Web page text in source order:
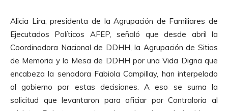
Alicia Lira, presidenta de la Agrupación de Familiares de
Ejecutados Políticos AFEP, señaló que desde abril la
Coordinadora Nacional de DDHH, la Agrupación de Sitios
de Memoria y la Mesa de DDHH por una Vida Digna que
encabeza la senadora Fabiola Campillay, han interpelado
al gobierno por estas decisiones. A eso se suma la
solicitud que levantaron para oficiar por Contraloría al